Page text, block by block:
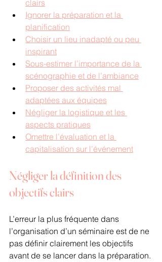
clairs
Ignorer la préparation et la
planification
Choisir un lieu inadapté ou peu
inspirant
Sous-estimer l’importance de la
scénographie et de l’ambiance
Proposer des activités mal
adaptées aux équipes
Négliger la logistique et les
aspects pratiques
Omettre l’évaluation et la
capitalisation sur l’événement
Négliger la définition des
objectifs clairs
L’erreur la plus fréquente dans
l’organisation d’un séminaire est de ne
pas définir clairement les objectifs
avant de se lancer dans la préparation.